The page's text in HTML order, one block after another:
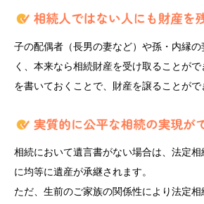
子の配偶者（長男の妻など）や孫・内縁
く、本来なら相続財産を受け取ることが
を書いておくことで、財産を譲ることがで
相続において遺言書がない場合は、法定相
に均等に遺産が承継されます。
ただ、生前のご家族の関係性により法定相